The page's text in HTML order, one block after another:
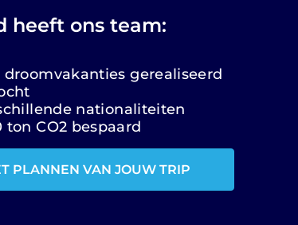
heeft ons team:
droomvakanties gerealiseerd
nationaliteiten
ton CO2 bespaard
PLANNEN VAN JOUW TRIP